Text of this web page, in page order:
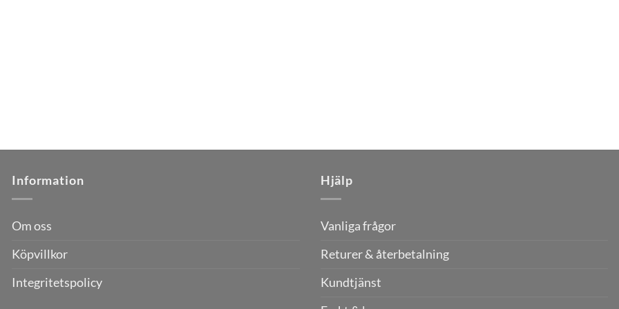
Information
Om oss
Köpvillkor
Integritetspolicy
Hjälp
Vanliga frågor
Returer & återbetalning
Kundtjänst